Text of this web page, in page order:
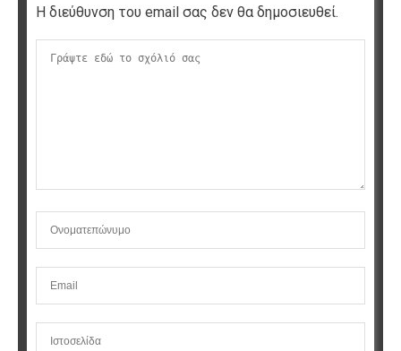
Η διεύθυνση του email σας δεν θα δημοσιευθεί.